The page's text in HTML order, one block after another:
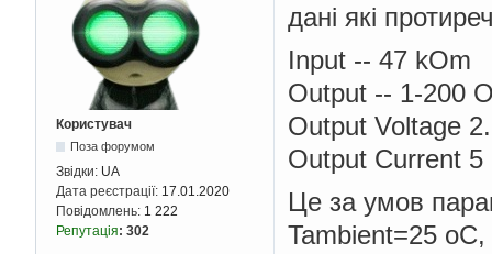
Користувач
Поза форумом
Звідки: UA
Дата реєстрації: 17.01.2020
Повідомлень: 1 222
Репутація: 302
дані які
Input -- 47 kOm
Output -- 1-200
Output Voltage
Output Current 5
Це за умов
Tambient=25